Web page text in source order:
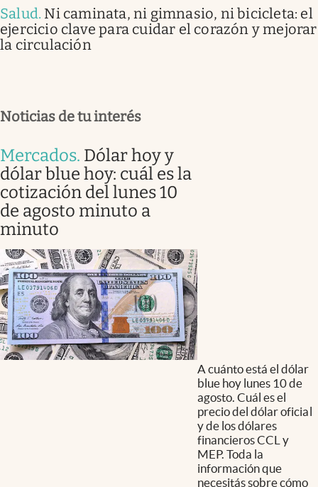
Salud. Ni caminata, ni gimnasio, ni bicicleta: el
ejercicio clave para cuidar el corazón y mejorar
la circulación
Noticias de tu interés
Mercados. Dólar hoy y
dólar blue hoy: cuál es la
cotización del lunes 10
de agosto minuto a
minuto
A cuánto está el dólar
blue hoy lunes 10 de
agosto. Cuál es el
precio del dólar oficial
y de los dólares
financieros CCL y
MEP. Toda la
información que
necesitás sobre cómo